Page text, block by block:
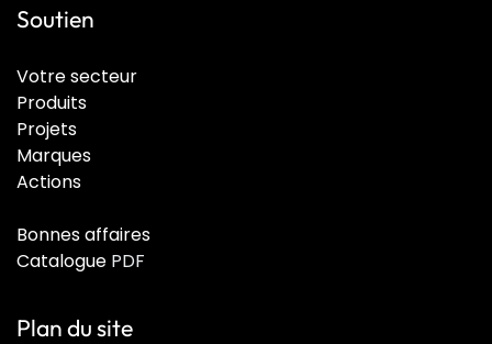
Soutien
Votre secteur
Produits
Projets
Marques
Actions
Bonnes affaires
Catalogue PDF
Plan du site